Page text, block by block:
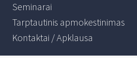
Seminarai
Tarptautinis apmokestinimas
Kontaktai / Apklausa